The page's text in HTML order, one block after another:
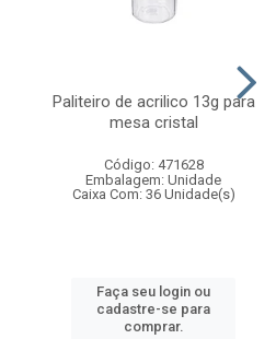
Paliteiro de acrilico 13g para
mesa cristal
Código: 471628
Embalagem: Unidade
Caixa Com: 36 Unidade(s)
Faça seu login ou
cadastre-se para
comprar.